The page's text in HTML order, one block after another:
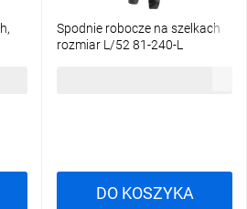
Spodnie robocze na szelkach
rozmiar L/52 81-240-L
DO KOSZYKA